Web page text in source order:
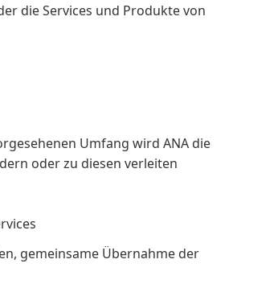
die Services und Produkte von
Umfang wird ANA die
oder zu diesen verleiten
gemeinsame Übernahme der